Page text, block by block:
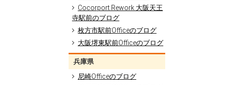
Cocorport Rework 大阪天王
寺駅前のブログ
枚方市駅前Officeのブログ
大阪堺東駅前Officeのブログ
兵庫県
尼崎Officeのブログ